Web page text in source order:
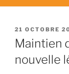
PUBLIÉ
LE
21 OCTOBRE
Maintien
nouvelle